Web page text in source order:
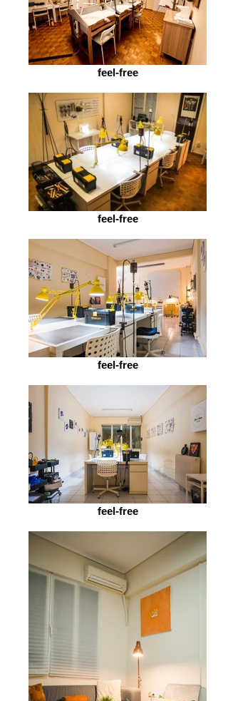
feel-free
feel-free
feel-free
feel-free